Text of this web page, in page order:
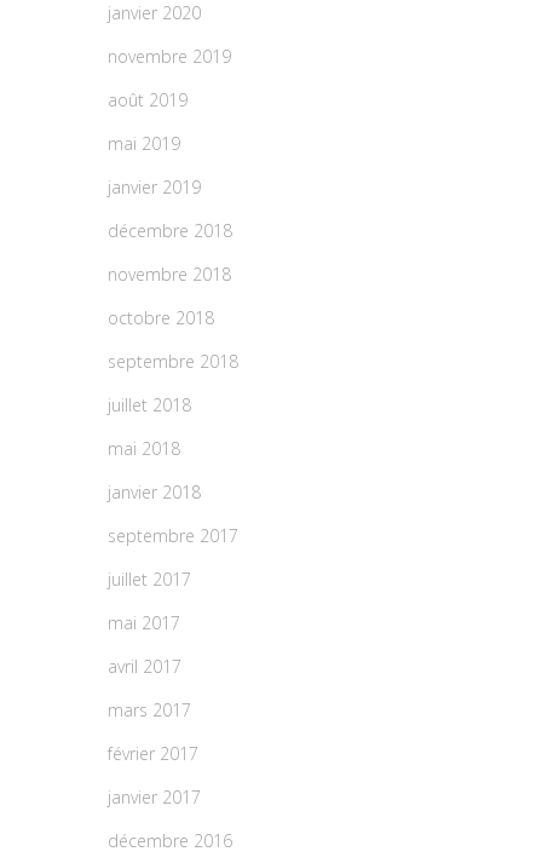
janvier 2020
novembre 2019
août 2019
mai 2019
janvier 2019
décembre 2018
novembre 2018
octobre 2018
septembre 2018
juillet 2018
mai 2018
janvier 2018
septembre 2017
juillet 2017
mai 2017
avril 2017
mars 2017
février 2017
janvier 2017
décembre 2016